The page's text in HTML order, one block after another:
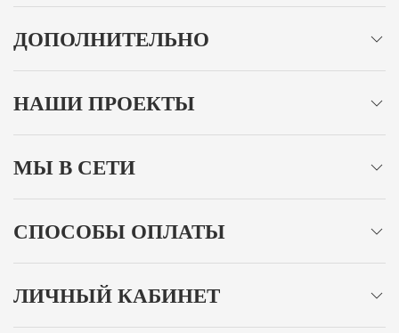
ДОПОЛНИТЕЛЬНО
НАШИ ПРОЕКТЫ
МЫ В СЕТИ
СПОСОБЫ ОПЛАТЫ
ЛИЧНЫЙ КАБИНЕТ